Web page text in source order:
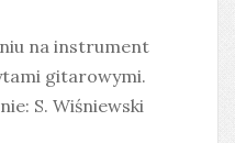
na instrument
gitarowymi.
S. Wiśniewski